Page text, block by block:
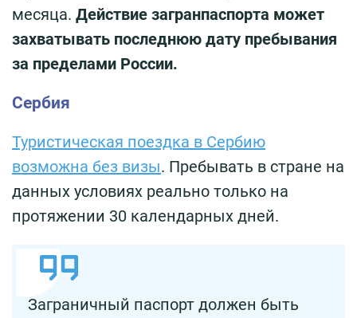
месяца. Действие загранпаспорта может
захватывать последнюю дату пребывания
за пределами России.
Сербия
Туристическая поездка в Сербию
возможна без визы. Пребывать в стране на
данных условиях реально только на
протяжении 30 календарных дней.
Заграничный паспорт должен быть